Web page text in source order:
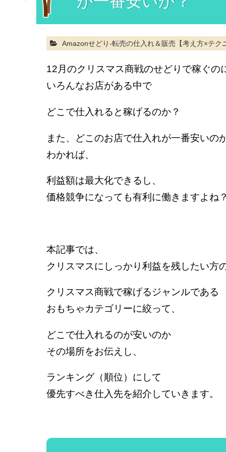
Amazonせどり-転売の仕入れ＆販売【考え方×テク
12月のクリスマス商戦のせどりで稼ぐの
いろんなお店がある中で
どこで仕入れると稼げるのか？
また、どこのお店で仕入れが一番安いの
わかれば、
利益額は最大化できるし、
価格競争になっても有利に働きますよね？
本記事では、
クリスマスにしっかり利益を残したい方
クリスマス商戦で稼げるジャンルである
おもちゃカテゴリーに絞って、
どこで仕入れるのが安いのか
その場所をお伝えし、
ランキング（順位）にして
優先すべき仕入先を紹介していきます。